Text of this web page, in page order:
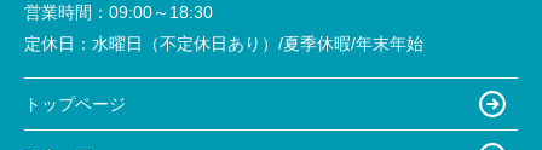
営業時間： 09:00～18:30
定休日： 水曜日（不定休日あり）/夏季休暇/年末年始
トップページ